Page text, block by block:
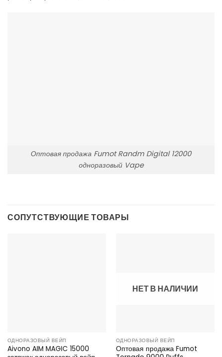
Оптовая продажа Fumot Randm Digital 12000
одноразовый Vape
СОПУТСТВУЮЩИЕ ТОВАРЫ
ОДНОРАЗОВЫЙ ВЕЙП
Aivono AIM MAGIC 15000
НЕТ В НАЛИЧИИ
ОДНОРАЗОВЫЙ ВЕЙП
Оптовая продажа Fumot